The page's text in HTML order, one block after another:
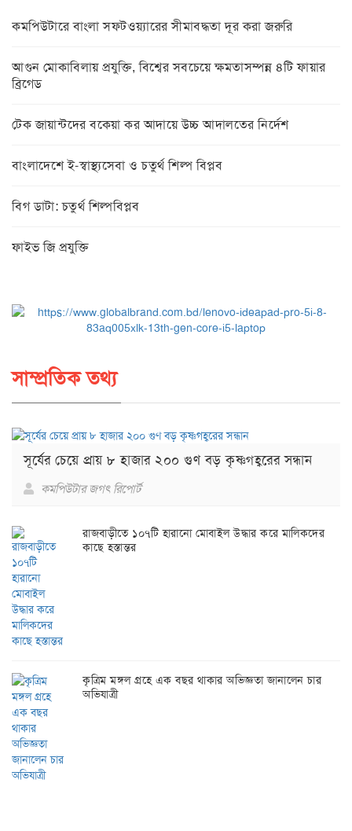
কমপিউটারে বাংলা সফটওয়্যারের সীমাবদ্ধতা দূর করা জরুরি
আগুন মোকাবিলায় প্রযুক্তি, বিশ্বের সবচেয়ে ক্ষমতাসম্পন্ন ৪টি ফায়ার
ব্রিগেড
টেক জায়ান্টদের বকেয়া কর আদায়ে উচ্চ আদালতের নির্দেশ
বাংলাদেশে ই-স্বাস্থ্যসেবা ও চতুর্থ শিল্প বিপ্লব
বিগ ডাটা: চতুর্থ শিল্পবিপ্লব
ফাইভ জি প্রযুক্তি
সাম্প্রতিক তথ্য
সূর্যের চেয়ে প্রায় ৮ হাজার ২০০ গুণ বড় কৃষ্ণগহ্বরের সন্ধান
কমপিউটার জগৎ রিপোর্ট
রাজবাড়ীতে ১০৭টি হারানো মোবাইল উদ্ধার করে মালিকদের
কাছে হস্তান্তর
কৃত্রিম মঙ্গল গ্রহে এক বছর থাকার অভিজ্ঞতা জানালেন চার
অভিযাত্রী